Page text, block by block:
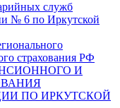
служб
№ 6 по Иркутской
страхования РФ
И
ПО ИРКУТСКОЙ